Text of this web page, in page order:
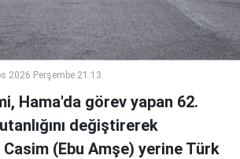
2026 Perşembe 21:13
Hama'da görev yapan 62.
değiştirerek
(Ebu Amşe) yerine Türk